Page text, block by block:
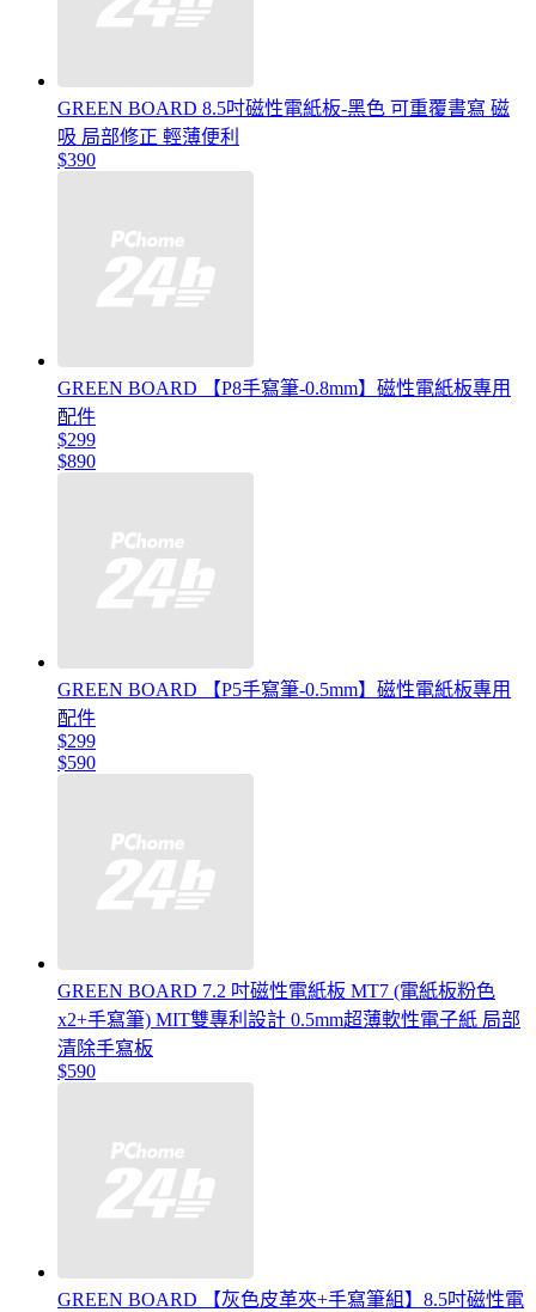
GREEN BOARD 8.5吋磁性電紙板-黑色 可重覆書寫 磁
吸 局部修正 輕薄便利
$390
GREEN BOARD 【P8手寫筆-0.8mm】磁性電紙板專用
配件
$299
$890
GREEN BOARD 【P5手寫筆-0.5mm】磁性電紙板專用
配件
$299
$590
GREEN BOARD 7.2 吋磁性電紙板 MT7 (電紙板粉色
x2+手寫筆) MIT雙專利設計 0.5mm超薄軟性電子紙 局部
清除手寫板
$590
GREEN BOARD 【灰色皮革夾+手寫筆組】8.5吋磁性電